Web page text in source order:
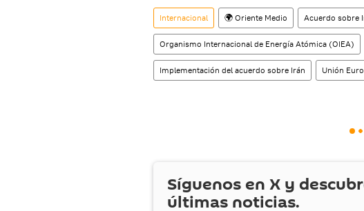
Internacional 🌍 Oriente Medio Acuerdo sobre
Organismo Internacional de Energía Atómica (OIEA)
Implementación del acuerdo sobre Irán Unión
Síguenos en X y
últimas noticias.